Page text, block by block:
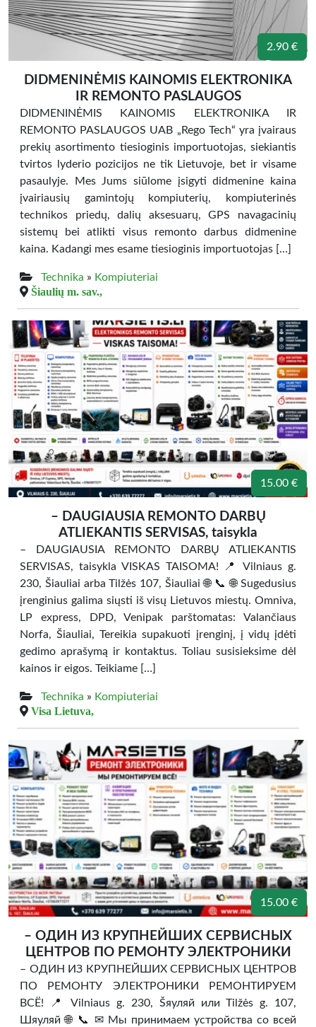
2.90 €
DIDMENINĖMIS KAINOMIS ELEKTRONIKA
IR REMONTO PASLAUGOS
DIDMENINĖMIS KAINOMIS ELEKTRONIKA IR
REMONTO PASLAUGOS UAB „Rego Tech“ yra įvairaus
prekių asortimento tiesioginis importuotojas, siekiantis
tvirtos lyderio pozicijos ne tik Lietuvoje, bet ir visame
pasaulyje. Mes Jums siūlome įsigyti didmenine kaina
įvairiausių gamintojų kompiuterių, kompiuterinės
technikos priedų, dalių aksesuarų, GPS navagacinių
sistemų bei atlikti visus remonto darbus didmenine
kaina. Kadangi mes esame tiesioginis importuotojas […]
Technika » Kompiuteriai
Šiaulių m. sav.,
15.00 €
– DAUGIAUSIA REMONTO DARBŲ
ATLIEKANTIS SERVISAS, taisykla
– DAUGIAUSIA REMONTO DARBŲ ATLIEKANTIS
SERVISAS, taisykla VISKAS TAISOMA! 📍 Vilniaus g.
230, Šiauliai arba Tilžės 107, Šiauliai 🌐 📞 🌐 Sugedusius
įrenginius galima siųsti iš visų Lietuvos miestų. Omniva,
LP express, DPD, Venipak parštomatas: Valančiaus
Norfa, Šiauliai, Tereikia supakuoti įrenginį, į vidų įdėti
gedimo aprašymą ir kontaktus. Toliau susisieksime dėl
kainos ir eigos. Teikiame […]
Technika » Kompiuteriai
Visa Lietuva,
15.00 €
– ОДИН ИЗ КРУПНЕЙШИХ СЕРВИСНЫХ
ЦЕНТРОВ ПО РЕМОНТУ ЭЛЕКТРОНИКИ
– ОДИН ИЗ КРУПНЕЙШИХ СЕРВИСНЫХ ЦЕНТРОВ
ПО РЕМОНТУ ЭЛЕКТРОНИКИ РЕМОНТИРУЕМ
ВСЁ! 📍 Vilniaus g. 230, Šяуляй или Tilžės g. 107,
Шяуляй 🌐 📞 ✉ Мы принимаем устройства со всей